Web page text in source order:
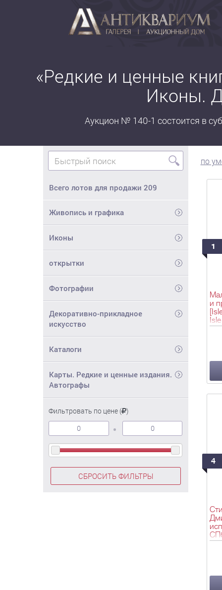
«Редкие и ценные
Иконы.
Аукцион № 140-1 состоится в
🔍
Всего лотов для продажи 209
Живопись и графика
Иконы
открытки
Фотографии
Декоративно-прикладное
искусство
Каталоги
Карты. Редкие и ценные издания.
Автографы
Фильтровать по цене ( )
СБРОСИТЬ ФИЛЬТРЫ
по
1
и
-
4